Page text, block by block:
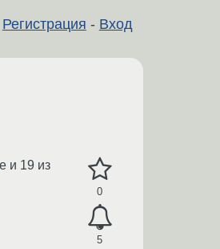
Регистрация - Вход
0
5
и 19 из